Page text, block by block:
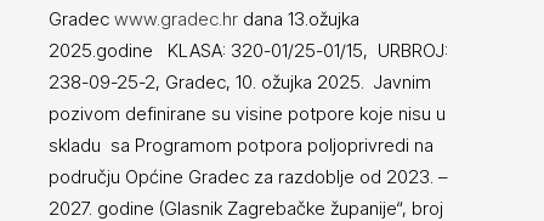
Gradec www.gradec.hr dana 13.ožujka
2025.godine KLASA: 320-01/25-01/15, URBROJ:
238-09-25-2, Gradec, 10. ožujka 2025. Javnim
pozivom definirane su visine potpore koje nisu u
skladu sa Programom potpora poljoprivredi na
području Općine Gradec za razdoblje od 2023. –
2027. godine (Glasnik Zagrebačke županije“, broj